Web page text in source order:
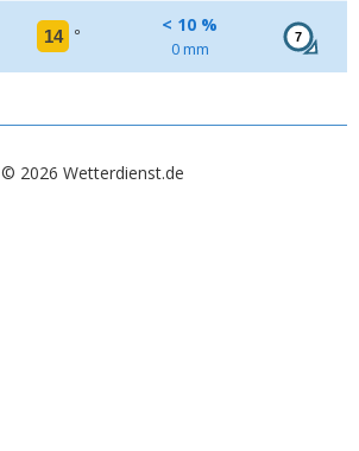
14 °
< 10 %
0 mm
7
© 2026 Wetterdienst.de